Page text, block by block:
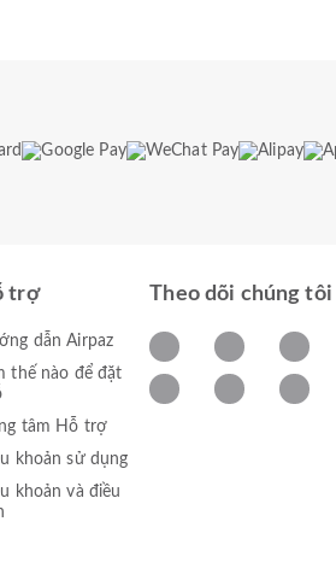
trợ
dẫn Airpaz
thế nào để đặt
tâm Hỗ trợ
khoản sử dụng
khoản và điều
Theo dõi chúng tôi